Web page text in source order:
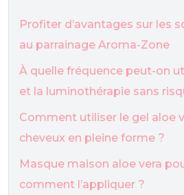
Profiter d’avantages sur les
au parrainage Aroma-Zone
À quelle fréquence peut-on
et la luminothérapie sans
Comment utiliser le gel aloe
cheveux en pleine forme ?
Masque maison aloe vera
comment l’appliquer ?